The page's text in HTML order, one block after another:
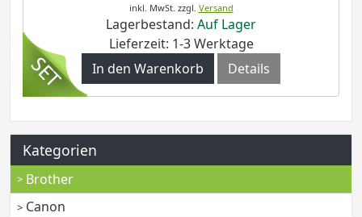
inkl. MwSt. zzgl. Versand
Lagerbestand: Auf Lager
Lieferzeit: 1-3 Werktage
In den Warenkorb
Details
Kategorien
Brother
Canon